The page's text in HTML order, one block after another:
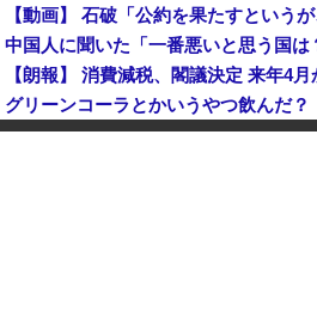
中国人に聞いた「一番悪いと思う国
【朗報】 消費減税、閣議決定 来年4
グリーンコーラとかいうやつ飲んだ？